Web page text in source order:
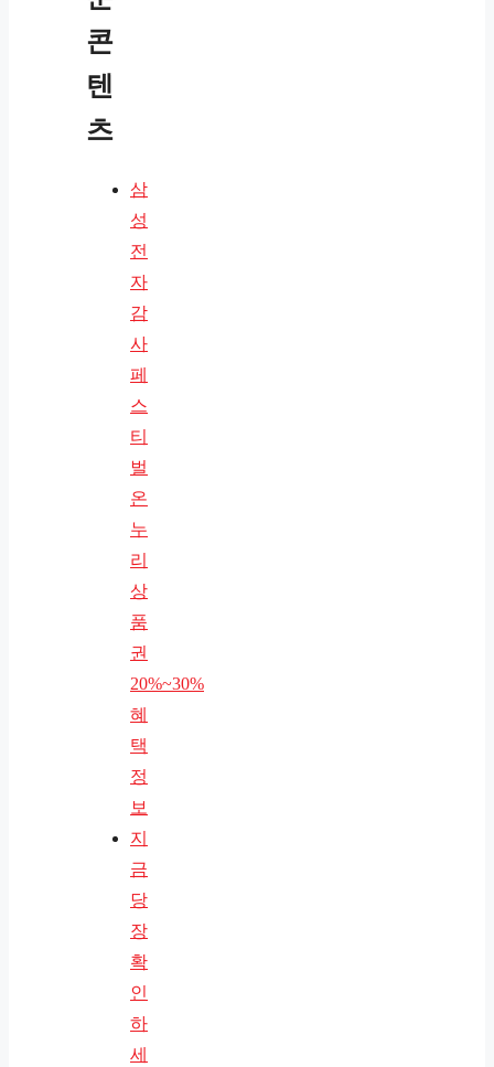
콘
텐
츠
삼
성
전
자
감
사
페
스
티
벌
온
누
리
상
품
권
20%~30%
혜
택
정
보
지
금
당
장
확
인
하
세